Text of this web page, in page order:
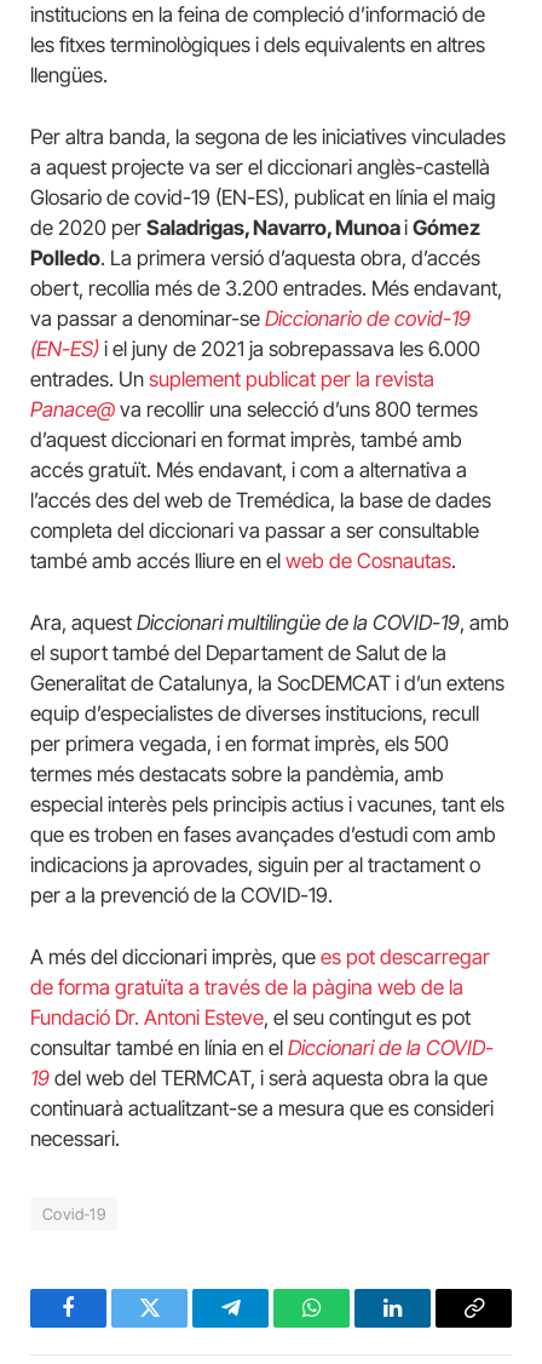
institucions en la feina de compleció d’informació de
les fitxes terminològiques i dels equivalents en altres
llengües.
Per altra banda, la segona de les iniciatives vinculades
a aquest projecte va ser el diccionari anglès-castellà
Glosario de covid-19 (EN-ES), publicat en línia el maig
de 2020 per Saladrigas, Navarro, Munoai Gómez
Polledo. La primera versió d’aquesta obra, d’accés
obert, recollia més de 3.200 entrades. Més endavant,
va passar a denominar-se Diccionario de covid-19
(EN-ES) i el juny de 2021 ja sobrepassava les 6.000
entrades. Un suplement publicat per la revista
Panace@ va recollir una selecció d’uns 800 termes
d’aquest diccionari en format imprès, també amb
accés gratuït. Més endavant, i com a alternativa a
l’accés des del web de Tremédica, la base de dades
completa del diccionari va passar a ser consultable
també amb accés lliure en el web de Cosnautas.
Ara, aquest Diccionari multilingüe de la COVID-19, amb
el suport també del Departament de Salut de la
Generalitat de Catalunya, la SocDEMCAT i d’un extens
equip d’especialistes de diverses institucions, recull
per primera vegada, i en format imprès, els 500
termes més destacats sobre la pandèmia, amb
especial interès pels principis actius i vacunes, tant els
que es troben en fases avançades d’estudi com amb
indicacions ja aprovades, siguin per al tractament o
per a la prevenció de la COVID-19.
A més del diccionari imprès, que es pot descarregar
de forma gratuïta a través de la pàgina web de la
Fundació Dr. Antoni Esteve, el seu contingut es pot
consultar també en línia en el Diccionari de la COVID-
19 del web del TERMCAT, i serà aquesta obra la que
continuarà actualitzant-se a mesura que es consideri
necessari.
Covid-19
FacebookTwitter TelegramWhatsAppLinkedInCopy